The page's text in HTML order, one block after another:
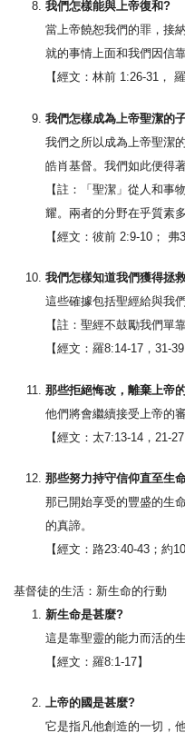
我們怎樣能與上帝復和?
當上帝饒恕我們的罪，接
就的事情上面和我們因信
【經文：林前 1:26-31， 羅
我們怎樣成為上帝聖潔的
我們之所以成為上帝聖潔
皓肖基督。我們如此便得
【註：「聖潔」從人和
耀。兩者的分野在乎質素多
【經文：彼前 2:9-10； 弗
我們怎樣知道我們獲得拯
這些確據包括聖經給與我
【註：聖經不鼓勵我們單
【經文：羅8:14-17，31-
那些拒絕悔改，離棄上帝
他們將會繼續接受上帝的
【經文：太7:13-14，21-
那些努力持守信仰直至生
那已開始享受的豐盛的生
的真諦。
【經文：路23:40-43；約
基督徒的生活：新生命的行動
新生命是甚麼?
這是靠聖靈的能力而活的
【經文：羅8:1-17】
上帝的國是甚麼?
它是指凡他創造的一切，